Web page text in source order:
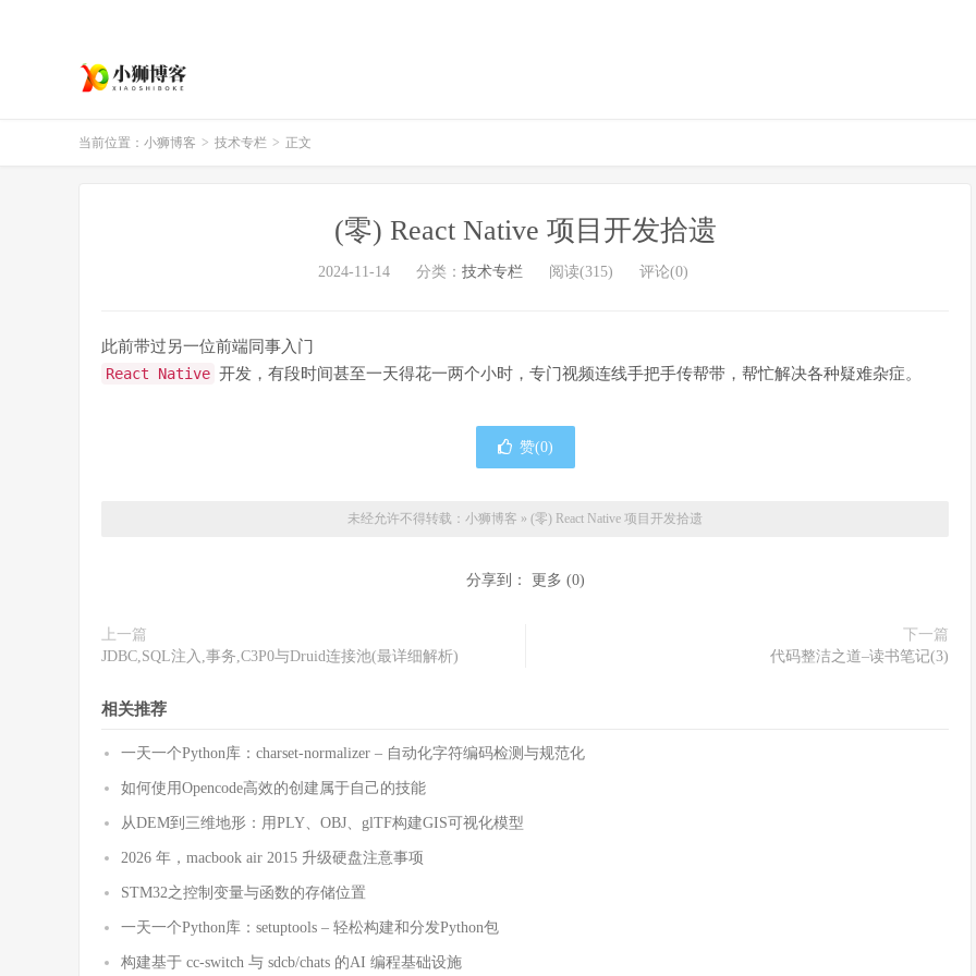
当前位置： 小狮博客 > 技术专栏 > 正文
(零) React Native 项目开发拾遗
2024-11-14 分类： 技术专栏 阅读(315) 评论(0)
此前带过另一位前端同事入门
React Native 开发，有段时间甚至一天得花一两个小时，专门视频连线手把手传帮带，帮忙解决各种疑难杂症。
赞(0)
未经允许不得转载： 小狮博客 » (零) React Native 项目开发拾遗
分享到： 更多 (0)
上一篇
JDBC,SQL注入,事务,C3P0与Druid连接池(最详细解析)
下一篇
代码整洁之道–读书笔记(3)
相关推荐
一天一个Python库：charset-normalizer – 自动化字符编码检测与规范化
如何使用Opencode高效的创建属于自己的技能
从DEM到三维地形：用PLY、OBJ、glTF构建GIS可视化模型
2026 年，macbook air 2015 升级硬盘注意事项
STM32之控制变量与函数的存储位置
一天一个Python库：setuptools – 轻松构建和分发Python包
构建基于 cc-switch 与 sdcb/chats 的AI 编程基础设施